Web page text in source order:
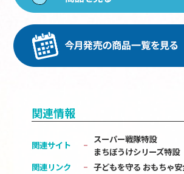
関連情報
関連サイト
スーパー戦隊特設
まちぼうけシリーズ特設
関連リンク
子どもを守る おもちゃ